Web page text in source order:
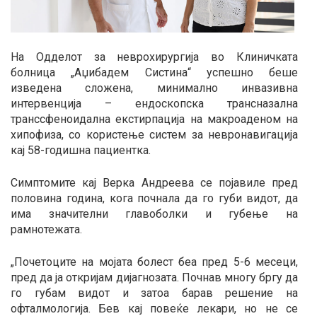
На Одделот за неврохирургија во Клиничката
болница „Аџибадем Систина“ успешно беше
изведена сложена, минимално инвазивна
интервенција – ендоскопска трансназална
транссфеноидална екстирпација на макроаденом на
хипофиза, со користење систем за невронавигација
кај 58-годишна пациентка.
Симптомите кај Верка Андреева се појавиле пред
половина година, кога почнала да го губи видот, да
има значителни главоболки и губење на
рамнотежата.
„Почетоците на мојата болест беа пред 5-6 месеци,
пред да ја откријам дијагнозата. Почнав многу бргу да
го губам видот и затоа барав решение на
офталмологија. Бев кај повеќе лекари, но не се